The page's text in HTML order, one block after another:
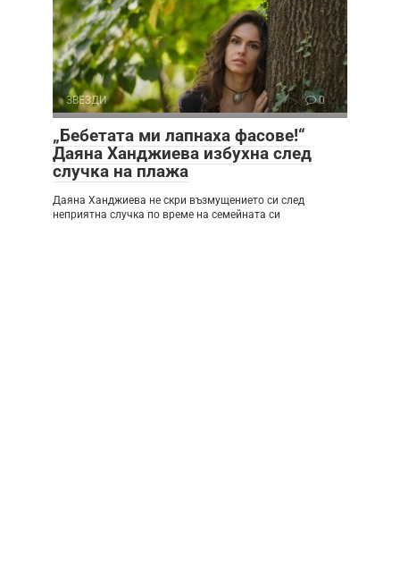
ЗВЕЗДИ 0
„Бебетата ми лапнаха фасове!“
Даяна Ханджиева избухна след
случка на плажа
Даяна Ханджиева не скри възмущението си след
неприятна случка по време на семейната си